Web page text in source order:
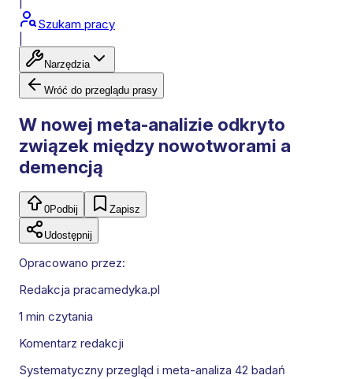
Szukam pracy
Narzędzia
Wróć do przeglądu prasy
W nowej meta-analizie odkryto
związek między nowotworami a
demencją
0Podbij Zapisz
Udostępnij
Opracowano przez:
Redakcja pracamedyka.pl
1 min czytania
Komentarz redakcji
Systematyczny przegląd i meta-analiza 42 badań